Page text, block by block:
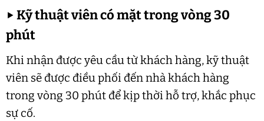
▶Kỹ thuật viên có mặt trong vòng 30
phút
Khi nhận được yêu cầu từ khách hàng, kỹ thuật
viên sẽ được điều phối đến nhà khách hàng
trong vòng 30 phút để kịp thời hỗ trợ, khắc phục
sự cố.